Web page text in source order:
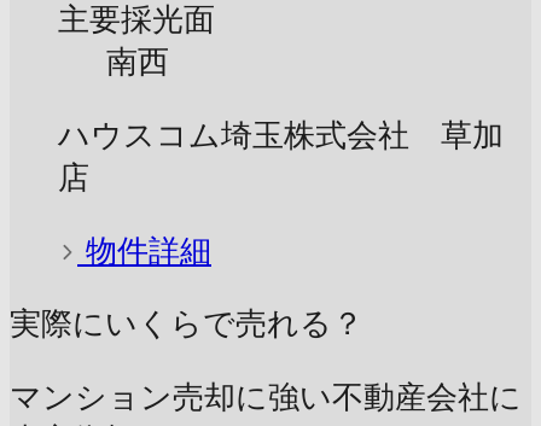
主要採光面
南西
ハウスコム埼玉株式会社 草加
店
物件詳細
実際にいくらで売れる？
マンション売却に強い不動産会社に